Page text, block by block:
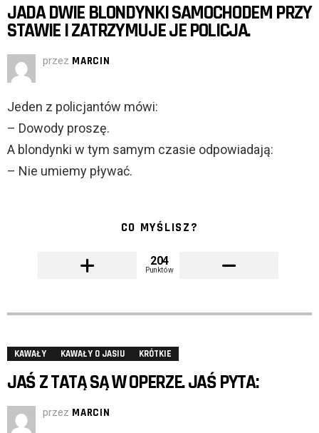
JADA DWIE BLONDYNKI SAMOCHODEM PRZY
STAWIE I ZATRZYMUJE JE POLICJA.
przez MARCIN
Jeden z policjantów mówi:
– Dowody proszę.
A blondynki w tym samym czasie odpowiadają:
– Nie umiemy pływać.
CO MYŚLISZ?
204
Punktów
KAWAŁY KAWAŁY O JASIU KRÓTKIE
JAŚ Z TATĄ SĄ W OPERZE. JAŚ PYTA:
przez MARCIN